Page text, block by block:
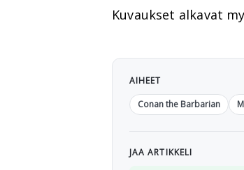
Kuvaukset alkavat
AIHEET
Conan the Barbarian
JAA ARTIKKELI